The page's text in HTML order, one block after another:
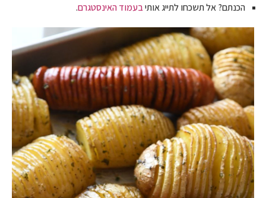
הכנתם? אל תשכחו לתייג אותיבעמוד האינסטגרם.